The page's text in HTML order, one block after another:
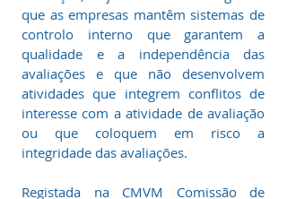
que as empresas mantêm sistemas de
controlo interno que garantem a
qualidade e a independência das
avaliações e que não desenvolvem
atividades que integrem conflitos de
interesse com a atividade de avaliação
ou que coloquem em risco a
integridade das avaliações.
Registada na CMVM Comissão de